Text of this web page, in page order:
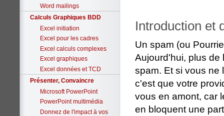
Word mailings
Calculs Graphiques BDD
Excel initiation
Excel pour les cadres
Excel calculs complexes
Excel graphiques
Excel données et TCD
Présenter, Convaincre
Microsoft PowerPoint
PowerPoint multimédia
Donnez de l'impact à vos
Introduction et
Un spam (ou
Aujourd'hui, plus de
spam. Et si vous ne
c'est que votre
vous en amont, car
en bloquent une